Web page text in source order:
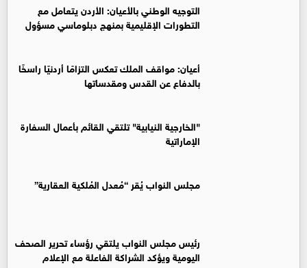
التوجيه الوطني بالأعيان: الأردن يتعامل مع
التطورات الإقليمية بمنهج دبلوماسي مسؤول
أعيان: مواقف الملك تعكس التزامًا أردنيًا راسخًا
بالدفاع عن القدس ومقدساتها
"الخارجية النيابية" تلتقي القائم بأعمال السفارة
الإماراتية
مجلس النواب يُقر “مُعدل المُلكية العقارية”
رئيس مجلس النواب يلتقي رؤساء تحرير الصحف
اليومية ويؤكد الشراكة الفاعلة مع الإعلام